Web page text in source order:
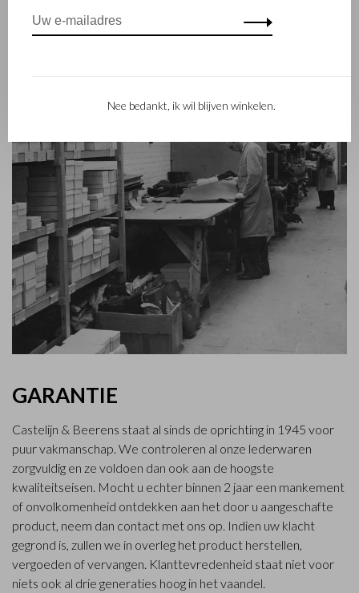
GARANTIE
Castelijn & Beerens staat al sinds de oprichting in 1945 voor
puur vakmanschap. We controleren al onze lederwaren
zorgvuldig en ze voldoen dan ook aan de hoogste
kwaliteitseisen. Mocht u echter binnen 2 jaar een mankement
of onvolkomenheid ontdekken aan het door u aangeschafte
product, neem dan contact met ons op. Indien uw klacht
gegrond is, zullen we in overleg het product herstellen,
vergoeden of vervangen. Klanttevredenheid staat niet voor
niets ook al drie generaties hoog in het vaandel.
Nee bedankt, ik wil blijven winkelen.